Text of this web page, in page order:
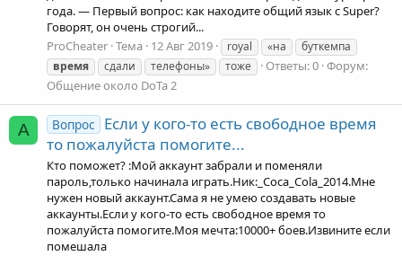
года. — Первый вопрос: как находите общий язык с Super?
Говорят, он очень строгий...
ProCheater Тема 12 Авг 2019 royal «на
буткемпа
время
сдали телефоны» тоже Ответы: 0 Форум:
Общение около DoTa 2
A Вопрос
Если у кого-то есть свободное время
то пожалуйста помогите...
Кто поможет? :Мой аккаунт забрали и поменяли
пароль,только начинала играть.Ник:_Coca_Cola_2014.Мне
нужен новый аккаунт.Сама я не умею создавать новые
аккаунты.Если у кого-то есть свободное время то
пожалуйста помогите.Моя мечта:10000+ боев.Извините если
помешала